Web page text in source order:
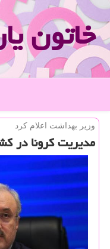
خاتون
وزیر بهداشت اعلام كرد
مدیریت كرونا در